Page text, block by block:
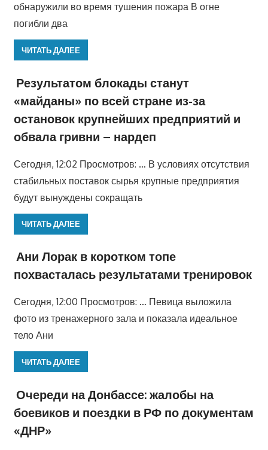
обнаружили во время тушения пожара В огне
погибли два
ЧИТАТЬ ДАЛЕЕ
Результатом блокады станут
«майданы» по всей стране из-за
остановок крупнейших предприятий и
обвала гривни – нардеп
Сегодня, 12:02 Просмотров: … В условиях отсутствия
стабильных поставок сырья крупные предприятия
будут вынуждены сокращать
ЧИТАТЬ ДАЛЕЕ
Ани Лорак в коротком топе
похвасталась результатами тренировок
Сегодня, 12:00 Просмотров: … Певица выложила
фото из тренажерного зала и показала идеальное
тело Ани
ЧИТАТЬ ДАЛЕЕ
Очереди на Донбассе: жалобы на
боевиков и поездки в РФ по документам
«ДНР»